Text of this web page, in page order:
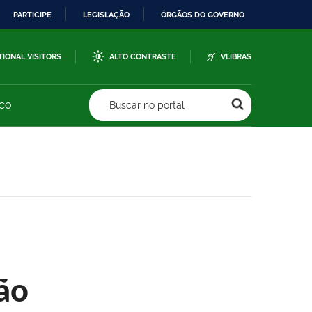
PARTICIPE LEGISLAÇÃO ÓRGÃOS DO GOVERNO
VISITORS ALTO CONTRASTE VLIBRAS
Buscar no portal